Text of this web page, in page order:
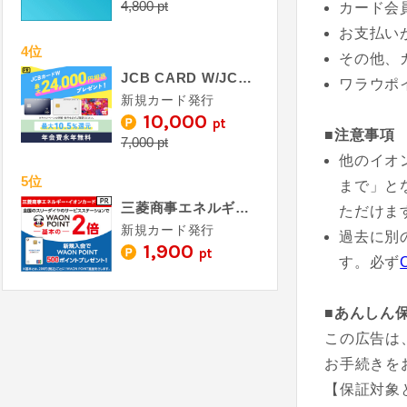
カード会
お支払い
その他、
ワラウポ
■注意事項
他のイオ
まで」と
ただけま
過去に別
す。必ず
■あんしん
この広告は
お手続きを
【保証対
4,800 pt
4位
JCB CARD W/JCB CARD W plus L
新規カード発行
10,000 pt
7,000 pt
5位
三菱商事エネルギー・イオンカード《発行》
新規カード発行
1,900 pt